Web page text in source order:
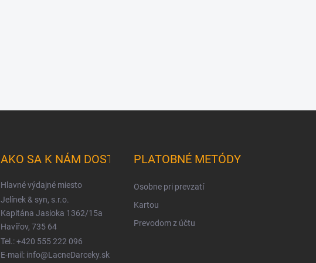
AKO SA K NÁM DOSTANETE
Hlavné výdajné miesto
Jelínek & syn, s.r.o.
Kapitána Jasioka 1362/15a
Havířov, 735 64
Tel.: +420 555 222 096
E-mail: info@LacneDarceky.sk
PLATOBNÉ METÓDY
Osobne pri prevzatí
Kartou
Prevodom z účtu